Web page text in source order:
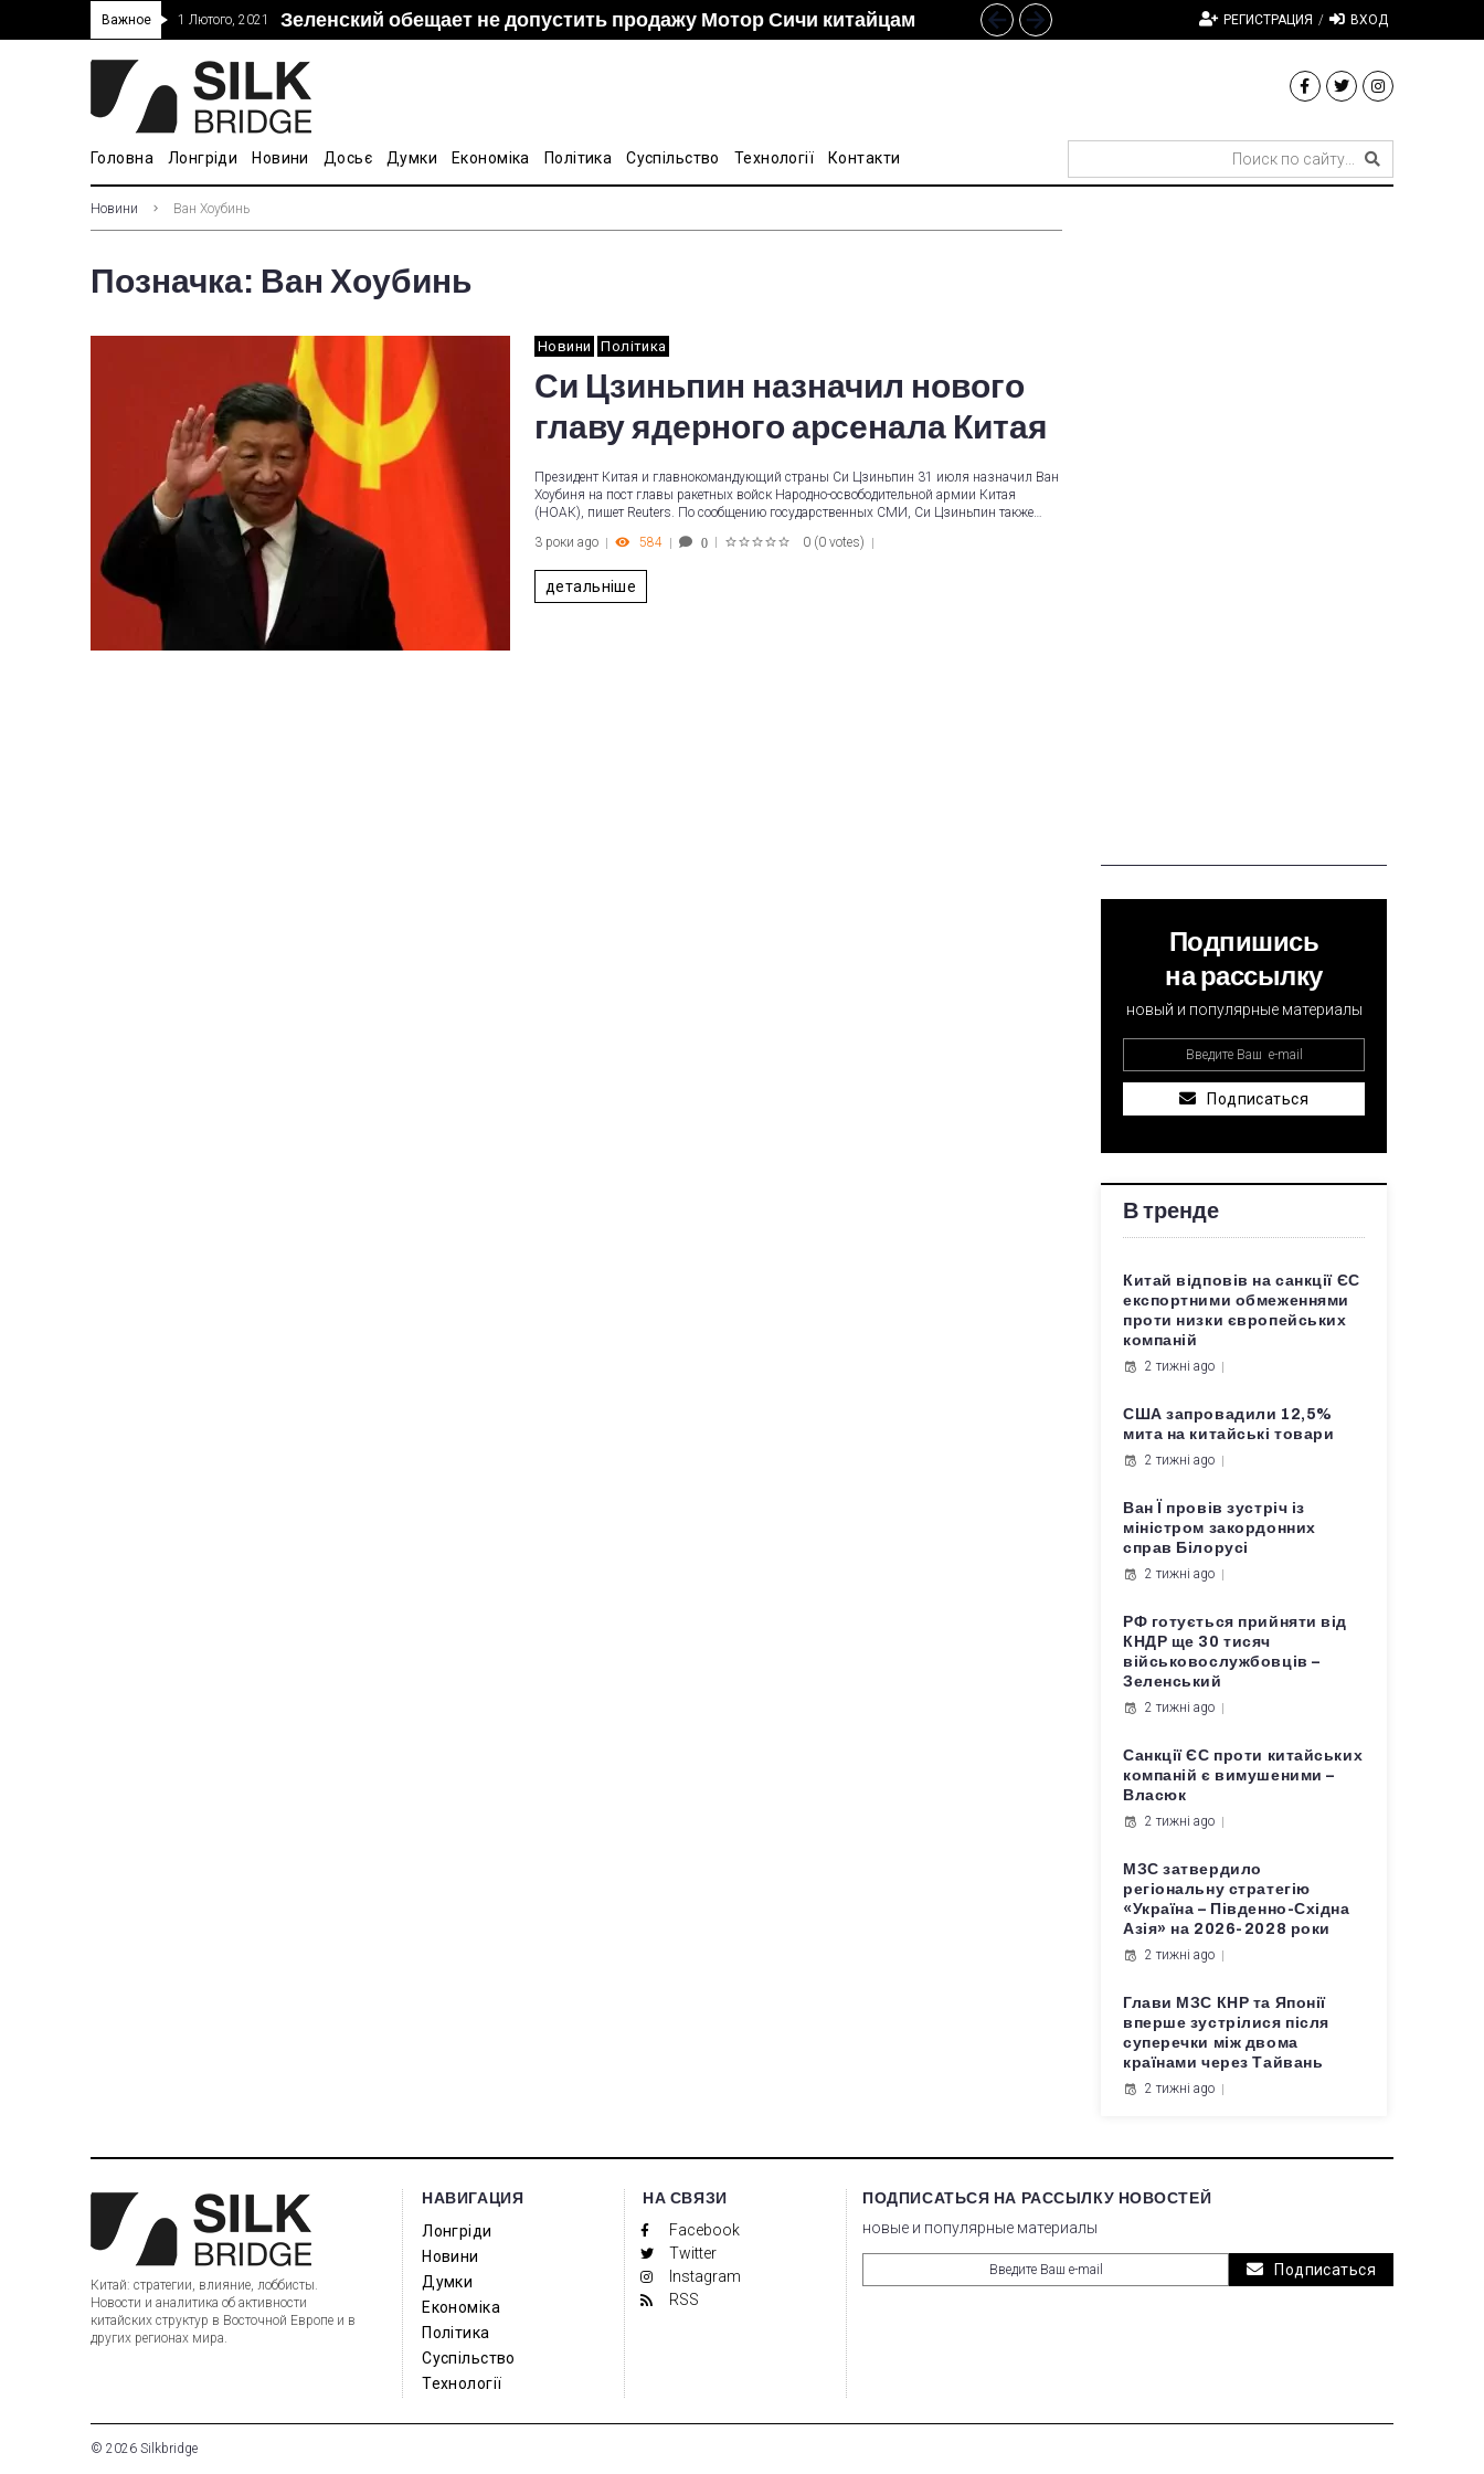
Важное 1 Лютого, 2021 Зеленский обещает не допустить продажу Мотор Сичи китайцам
Прошло 5-тое заседание украинско-китайской Подкомиссии по
“Дочка” Beijing Skyrizon и DCH Group подали новую заявку в АМКУ о
В Украине ввели пошлину на стальные трубы из Китая РЕГИСТРАЦИЯ / ВХОД
Головна Лонгріди Новини Досьє Думки Економіка Політика Суспільство Технології Контакти
Новини Ван Хоубинь
Позначка: Ван Хоубинь
Новини Політика
Си Цзиньпин назначил нового
главу ядерного арсенала Китая
Президент Китая и главнокомандующий страны Си Цзиньпин 31 июля назначил Ван
Хоубиня на пост главы ракетных войск Народно-освободительной армии Китая
(НОАК), пишет Reuters. По сообщению государственных СМИ, Си Цзиньпин также…
3 роки ago
584 0 0 (0 votes)
детальніше
Подпишись
на рассылку
новый и популярные материалы
Подписаться
В тренде
Китай відповів на санкції ЄС
експортними обмеженнями
проти низки європейських
компаній
2 тижні ago
США запровадили 12,5%
мита на китайські товари
2 тижні ago
Ван Ї провів зустріч із
міністром закордонних
справ Білорусі
2 тижні ago
РФ готується прийняти від
КНДР ще 30 тисяч
військовослужбовців –
Зеленський
2 тижні ago
Санкції ЄС проти китайських
компаній є вимушеними –
Власюк
2 тижні ago
МЗС затвердило
регіональну стратегію
«Україна – Південно-Східна
Азія» на 2026-2028 роки
2 тижні ago
Глави МЗС КНР та Японії
вперше зустрілися після
суперечки між двома
країнами через Тайвань
2 тижні ago
Китай: стратегии, влияние, лоббисты.
Новости и аналитика об активности
китайских структур в Восточной Европе и в
других регионах мира.
НАВИГАЦИЯ
Лонгріди
Новини
Думки
Економіка
Політика
Суспільство
Технології
НА СВЯЗИ
Facebook
Twitter
Instagram
RSS
ПОДПИСАТЬСЯ НА РАССЫЛКУ НОВОСТЕЙ
новые и популярные материалы
Подписаться
© 2026 Silkbridge